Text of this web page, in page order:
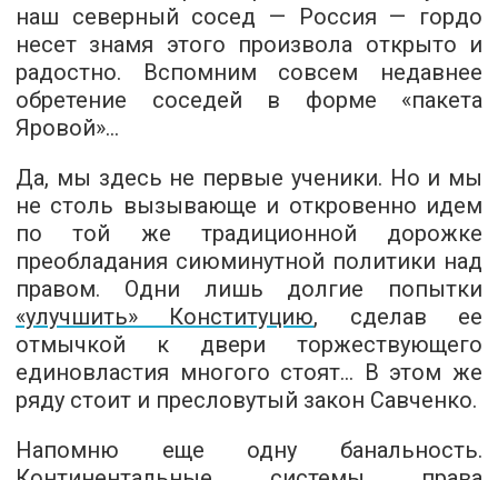
наш северный сосед — Россия — гордо
несет знамя этого произвола открыто и
радостно. Вспомним совсем недавнее
обретение соседей в форме «пакета
Яровой»…
Да, мы здесь не первые ученики. Но и мы
не столь вызывающе и откровенно идем
по той же традиционной дорожке
преобладания сиюминутной политики над
правом. Одни лишь долгие попытки
«улучшить» Конституцию, сделав ее
отмычкой к двери торжествующего
единовластия многого стоят… В этом же
ряду стоит и пресловутый закон Савченко.
Напомню еще одну банальность.